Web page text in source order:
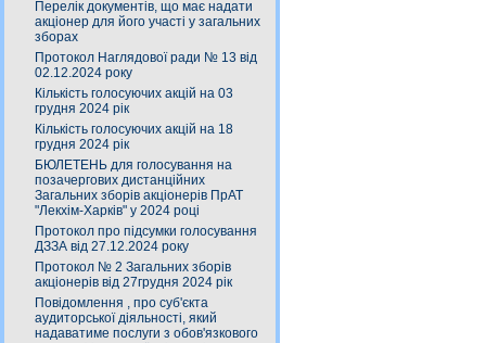
Перелік документів, що має надати
акціонер для його участі у загальних
зборах
Протокол Наглядової ради № 13 від
02.12.2024 року
Кількість голосуючих акцій на 03
грудня 2024 рік
Кількість голосуючих акцій на 18
грудня 2024 рік
БЮЛЕТЕНЬ для голосування на
позачергових дистанційних
Загальних зборів акціонерів ПрАТ
"Лекхім-Харків" у 2024 році
Протокол про підсумки голосування
ДЗЗА від 27.12.2024 року
Протокол № 2 Загальних зборів
акціонерів від 27грудня 2024 рік
Повідомлення , про суб'єкта
аудиторської діяльності, який
надаватиме послуги з обов'язкового